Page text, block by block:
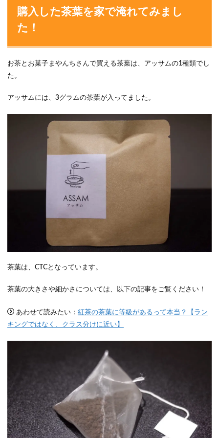
購入した茶葉を家で淹れてみまし
た！
お茶とお菓子まやんちさんで買える茶葉は、アッサムの1種類でし
た。
アッサムには、3グラムの茶葉が入ってました。
茶葉は、CTCとなっています。
茶葉の大きさや細かさについては、以下の記事をご覧ください！
あわせて読みたい： 紅茶の茶葉に等級があるって本当？【ラン
キングではなく、クラス分けに近い】